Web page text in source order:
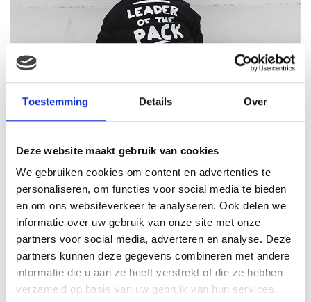
Toestemming Details Over
Deze website maakt gebruik van cookies
We gebruiken cookies om content en advertenties te
personaliseren, om functies voor social media te bieden
en om ons websiteverkeer te analyseren. Ook delen we
informatie over uw gebruik van onze site met onze
partners voor social media, adverteren en analyse. Deze
partners kunnen deze gegevens combineren met andere
informatie die u aan ze heeft verstrekt of die ze hebben
verzameld op basis van uw gebruik van hun services.